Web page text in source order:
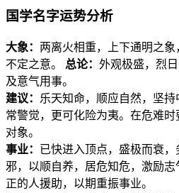
国学名字运势分析
大象： 两离火相重，上下通明之
不定之意。 总论： 外观极盛，烈
及意气用事。
建议： 乐天知命，顺应自然，坚
常警觉，更可化险为夷。在危难
对象。
事业： 已快进入顶点，盛极而衰
邪，以顺自养，居危知危，激励
正的人援助，以期重振事业。